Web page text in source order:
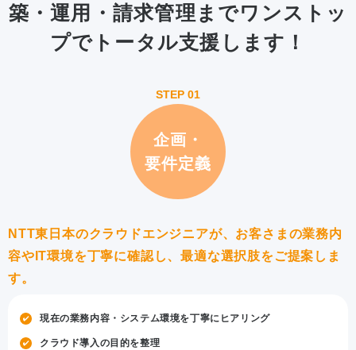
築・運用・請求管理までワンストッ
プでトータル支援します！
企画・
要件定義
NTT東日本のクラウドエンジニアが、お客さまの業務内
容やIT環境を丁寧に確認し、最適な選択肢をご提案しま
す。
現在の業務内容・システム環境を丁寧にヒアリング
クラウド導入の目的を整理